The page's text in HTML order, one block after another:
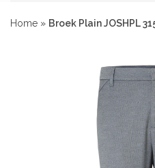
Home » Broek Plain JOSHPL